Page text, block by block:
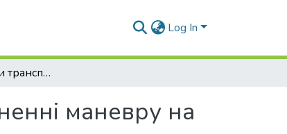
Log In
Оцінка затримки транспортного засобу при здійсненні маневру на перехресті
маневру на